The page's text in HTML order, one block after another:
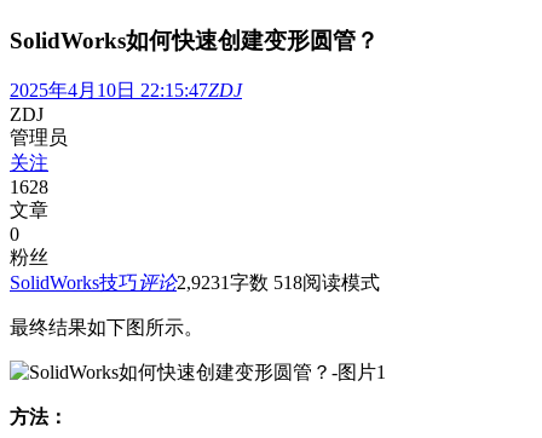
SolidWorks如何快速创建变形圆管？
2025年4月10日 22:15:47ZDJ
ZDJ
管理员
关注
1628
文章
0
粉丝
SolidWorks技巧评论2,9231字数 518阅读模式
最终结果如下图所示。
方法：